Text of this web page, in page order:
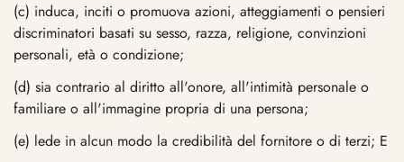
(c) induca, inciti o promuova azioni, atteggiamenti o pensieri
discriminatori basati su sesso, razza, religione, convinzioni
personali, età o condizione;
(d) sia contrario al diritto all'onore, all'intimità personale o
familiare o all'immagine propria di una persona;
(e) lede in alcun modo la credibilità del fornitore o di terzi; E